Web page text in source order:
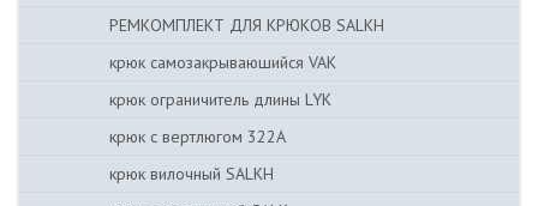
РЕМКОМПЛЕКТ ДЛЯ КРЮКОВ SALKH
крюк самозакрываюшийся VAK
крюк ограничитель длины LYK
крюк с вертлюгом 322A
крюк вилочный SALKH